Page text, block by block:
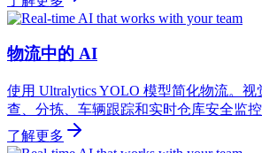
物流中的 AI
使用 Ultralytics YOLO 模型简化物流。
查、分拣、车辆跟踪和实时仓库安全监控
了解更多